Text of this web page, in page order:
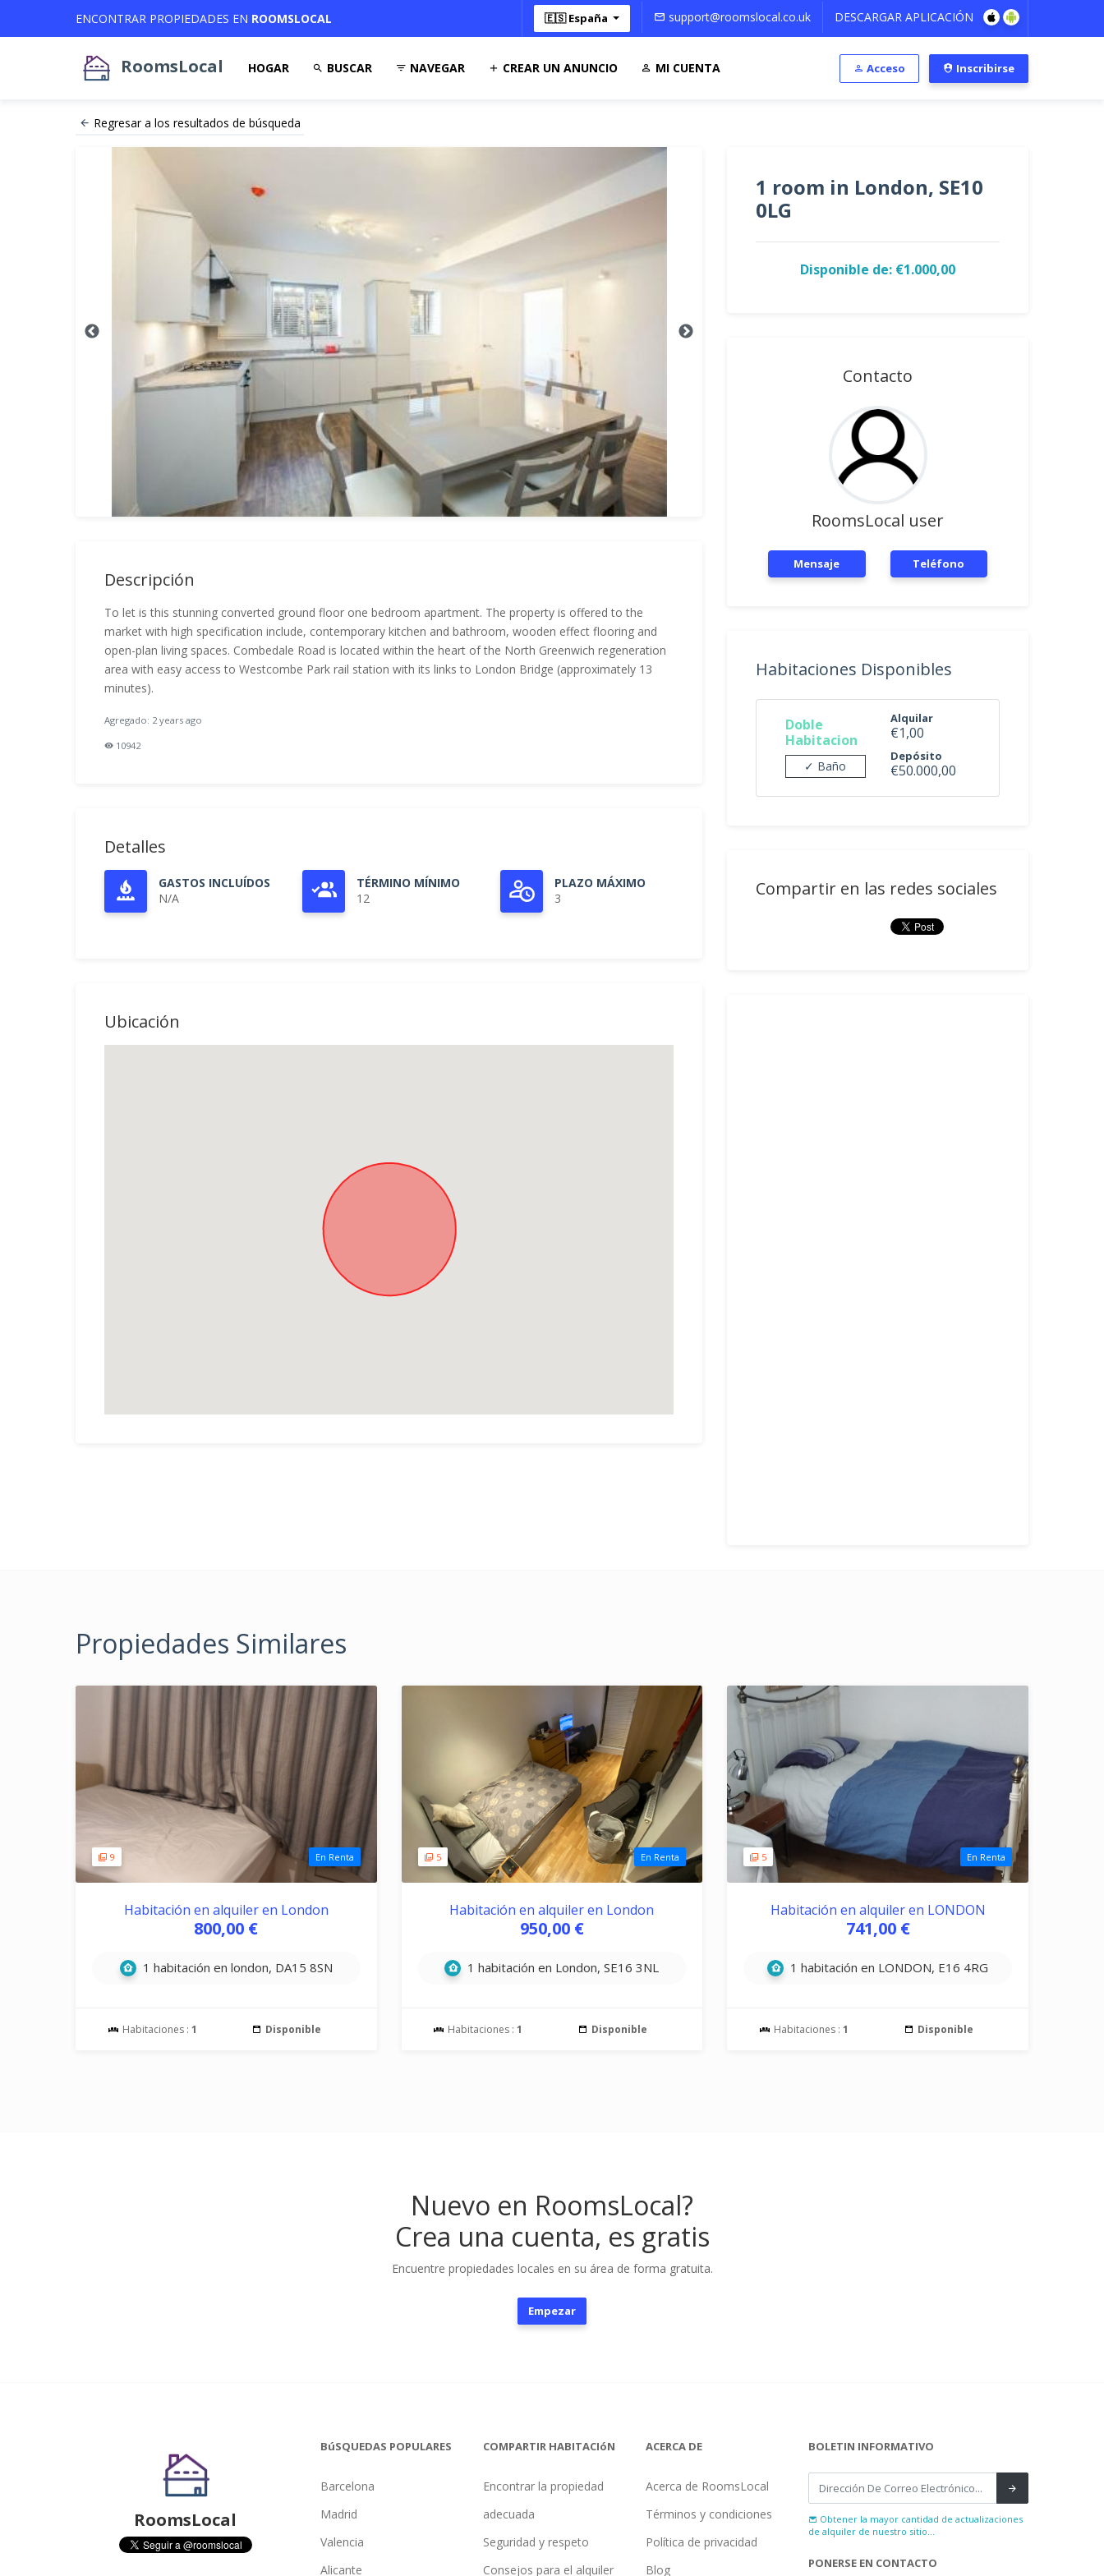
ENCONTRAR PROPIEDADES EN ROOMSLOCAL 🇪🇸 España support@roomslocal.co.uk DESCARGAR APLICACIÓN
RoomsLocal HOGAR BUSCAR NAVEGAR CREAR UN ANUNCIO MI CUENTA Acceso Inscribirse
Regresar a los resultados de búsqueda
Descripción
To let is this stunning converted ground floor one bedroom apartment. The property is offered to the
market with high specification include, contemporary kitchen and bathroom, wooden effect flooring and
open-plan living spaces. Combedale Road is located within the heart of the North Greenwich regeneration
area with easy access to Westcombe Park rail station with its links to London Bridge (approximately 13
minutes).
Agregado: 2 years ago
10942
Detalles
GASTOS INCLUÍDOS
N/A
TÉRMINO MÍNIMO
12
PLAZO MÁXIMO
3
Ubicación
1 room in London, SE10
0LG
Disponible de: €1.000,00
Contacto
RoomsLocal user
Mensaje Teléfono
Habitaciones Disponibles
Doble
Habitacion
✓ Baño
Alquilar
€1,00
Depósito
€50.000,00
Compartir en las redes sociales
Propiedades Similares
9 En Renta
Habitación en alquiler en London
800,00 €
1 habitación en london, DA15 8SN
Habitaciones : 1 Disponible
5 En Renta
Habitación en alquiler en London
950,00 €
1 habitación en London, SE16 3NL
Habitaciones :1 Disponible
5 En Renta
Habitación en alquiler en LONDON
741,00 €
1 habitación en LONDON, E16 4RG
Habitaciones : 1 Disponible
Nuevo en RoomsLocal?
Crea una cuenta, es gratis
Encuentre propiedades locales en su área de forma gratuita.
Empezar
RoomsLocal
BúSQUEDAS POPULARES
Barcelona
Madrid
Valencia
Alicante
COMPARTIR HABITACIóN
Encontrar la propiedad
adecuada
Seguridad y respeto
Consejos para el alquiler
ACERCA DE
Acerca de RoomsLocal
Términos y condiciones
Política de privacidad
Blog
BOLETIN INFORMATIVO
Obtener la mayor cantidad de actualizaciones
de alquiler de nuestro sitio...
PONERSE EN CONTACTO